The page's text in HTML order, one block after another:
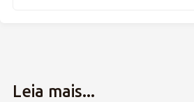
Leia mais...